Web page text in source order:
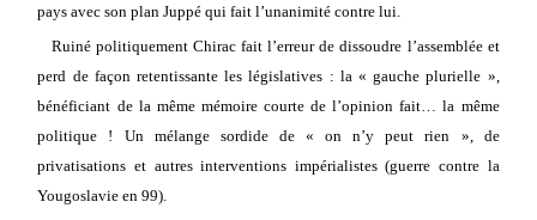
pays avec son plan Juppé qui fait l’unanimité contre lui.
Ruiné politiquement Chirac fait l’erreur de dissoudre l’assemblée et
perd de façon retentissante les législatives : la « gauche plurielle »,
bénéficiant de la même mémoire courte de l’opinion fait… la même
politique ! Un mélange sordide de « on n’y peut rien », de
privatisations et autres interventions impérialistes (guerre contre la
Yougoslavie en 99).